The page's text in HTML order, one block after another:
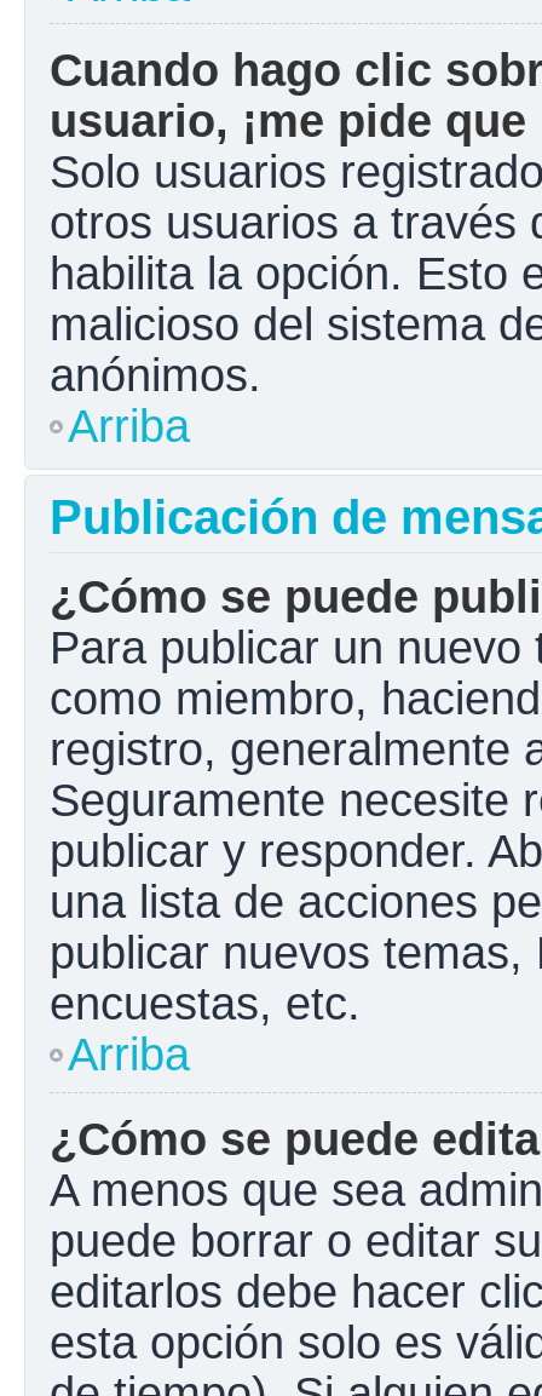
Cuando hago clic
usuario, ¡me pide
Solo usuarios
otros usuarios a través
habilita la opción. Esto
malicioso del sistema
anónimos.
Arriba
Publicación de
¿Cómo se puede
Para publicar un
como miembro,
registro, generalmente
Seguramente necesite
publicar y responder.
una lista de acciones
publicar nuevos
encuestas, etc.
Arriba
¿Cómo se puede
A menos que sea
puede borrar o editar
editarlos debe hacer
esta opción solo es